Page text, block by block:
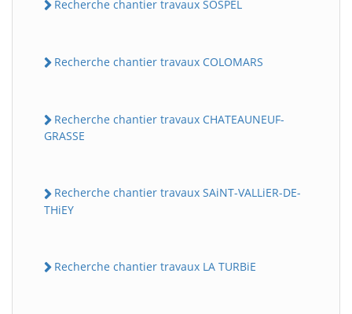
Recherche chantier travaux SOSPEL
Recherche chantier travaux COLOMARS
Recherche chantier travaux CHATEAUNEUF-
GRASSE
Recherche chantier travaux SAiNT-VALLiER-DE-
THiEY
Recherche chantier travaux LA TURBiE